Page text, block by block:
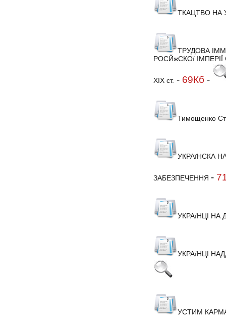
ТКАЦТВО НА
ТРУДОВА
РОСЙжСКОї
ХІХ ст. - 69Кб -
Тимощенко
УКРАїНСКА
ЗАБЕЗПЕЧЕННЯ -
УКРАїНЦІ НА
УКРАїНЦІ
УСТИМ